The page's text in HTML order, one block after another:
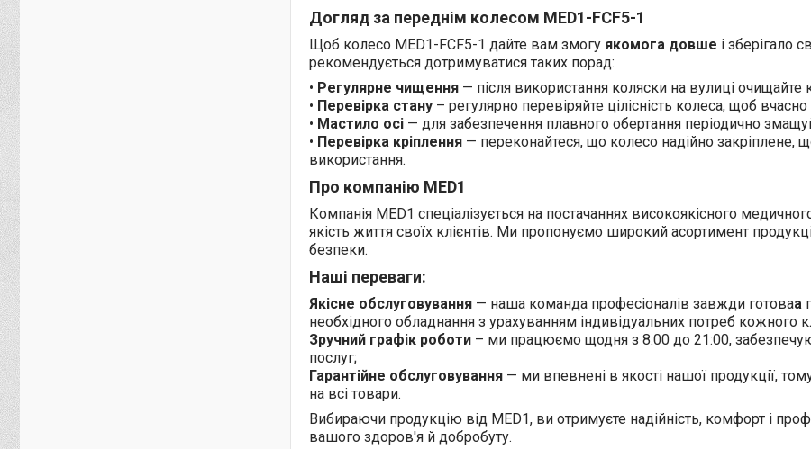
Догляд за переднім колесом MED1-FCF5-1
Щоб колесо MED1-FCF5-1 дайте вам змогу якомога довше і зберігало
рекомендується дотримуватися таких порад:
• Регулярне чищення — після використання коляски на вулиці очищайте
• Перевірка стану – регулярно перевіряйте цілісність колеса, щоб
• Мастило осі — для забезпечення плавного обертання періодично
• Перевірка кріплення — переконайтеся, що колесо надійно закріплене,
використання.
Про компанію MED1
Компанія MED1 спеціалізується на постачаннях високоякісного
якість життя своїх клієнтів. Ми пропонуємо широкий асортимент
безпеки.
Наші переваги:
Якісне обслуговування — наша команда професіоналів завжди готоваа
необхідного обладнання з урахуванням індивідуальних потреб кожного
Зручний графік роботи – ми працюємо щодня з 8:00 до 21:00,
послуг;
Гарантійне обслуговування — ми впевнені в якості нашої продукції,
на всі товари.
Вибираючи продукцію від MED1, ви отримуєте надійність, комфорт і
вашого здоров'я й добробуту.